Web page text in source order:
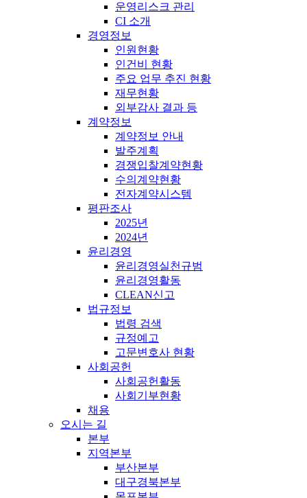
운영리스크 관리
CI 소개
경영정보
인원현황
인건비 현황
주요 업무 추진 현황
재무현황
외부감사 결과 등
계약정보
계약정보 안내
발주계획
경쟁입찰계약현황
수의계약현황
전자계약시스템
평판조사
2025년
2024년
윤리경영
윤리경영실천규범
윤리경영활동
CLEAN신고
법규정보
법령 검색
규정예고
고문변호사 현황
사회공헌
사회공헌활동
사회기부현황
채용
오시는 길
본부
지역본부
부산본부
대구경북본부